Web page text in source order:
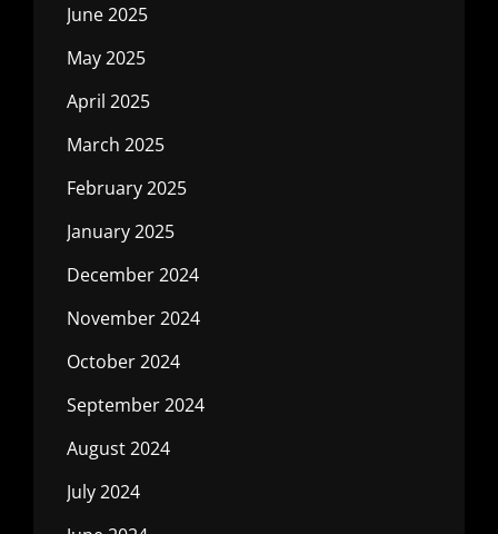
June 2025
May 2025
April 2025
March 2025
February 2025
January 2025
December 2024
November 2024
October 2024
September 2024
August 2024
July 2024